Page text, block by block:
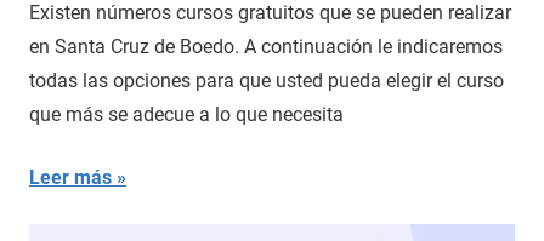
Existen números cursos gratuitos que se pueden realizar
en Santa Cruz de Boedo. A continuación le indicaremos
todas las opciones para que usted pueda elegir el curso
que más se adecue a lo que necesita
Leer más